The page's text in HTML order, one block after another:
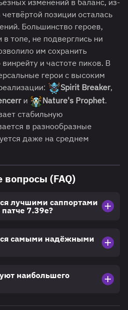
позиции осталась
Большинство героев,
топе, не подверглись ни
им сохранить
и частоте пиков. В
герои с высоким
Spirit Breaker,
и Nature's Prophet.
стабильную
в разнообразные
даже на среднем
(FAQ)
лучшими саппортами
7.39e?
самыми надёжными
наибольшего